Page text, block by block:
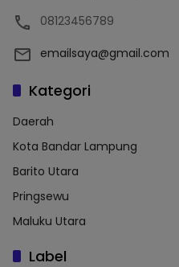
08123456789
emailsaya@gmail.com
Kategori
Daerah
Kota Bandar Lampung
Barito Utara
Pringsewu
Maluku Utara
Label